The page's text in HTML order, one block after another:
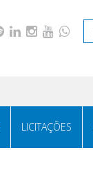
LICITAÇÕES